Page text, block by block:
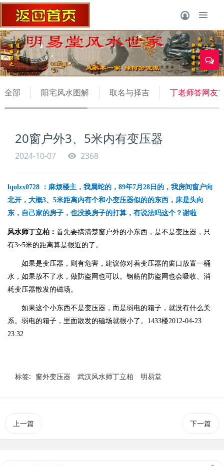
1
全部 阳宅风水图解 取名与择吉 丁老师答网友
20窗户外3、5米内有变压器
2024-10-07 2368
lqolzx0728 ：麻烦楼主，我属蛇的， 89年7月 28 日的，我房间窗户向
北开，大概3、 5米距离内有个和小变压器似的的东西，床是头向
东，自己家的房子，也没换房子的打算，有说法吗这个？谢啦
风水师丁立柏： 首先要搞清楚窗户外的小东西，是不是变压器，只
有3~5米的距离算是很近的了。
如果是变压器，则有危害，建议你对着变压器的窗口放置一桶
水，如果放不了水，做防盗网也可以。钢筋的防盗网也会吸收、消
耗变压器散发的磁场。
如果这个小东西不是变压器，而是弱电的箱子，就没有什么关
系。弱电的箱子，里面散发的磁场就很小了。 1433楼2012-04-23
23:32
标签: 窗外变压器 武汉风水师丁立柏 明易堂
上一篇 下一篇